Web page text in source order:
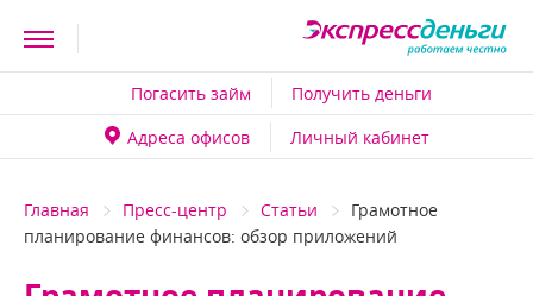
Погасить займ
Получить деньги
Адреса офисо
Личный кабинет
Главная Пресс-центр Статьи
Грамотное
планирование финансов: обзор приложений